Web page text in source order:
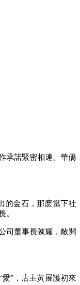
承諾緊密相連。華僑
的金石，那麽當下社
。
司董事長陳耀，敞開
”，店主黃展護初來